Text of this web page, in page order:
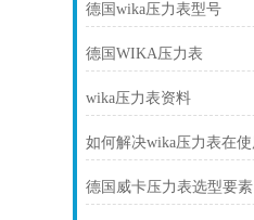
德国wika压力表型号
德国WIKA压力表
wika压力表资料
德国威卡压力表选型要素